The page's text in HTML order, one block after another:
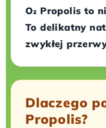
O₂ Propolis to
To delikatny
zwykłej
Dlaczego
Propolis?